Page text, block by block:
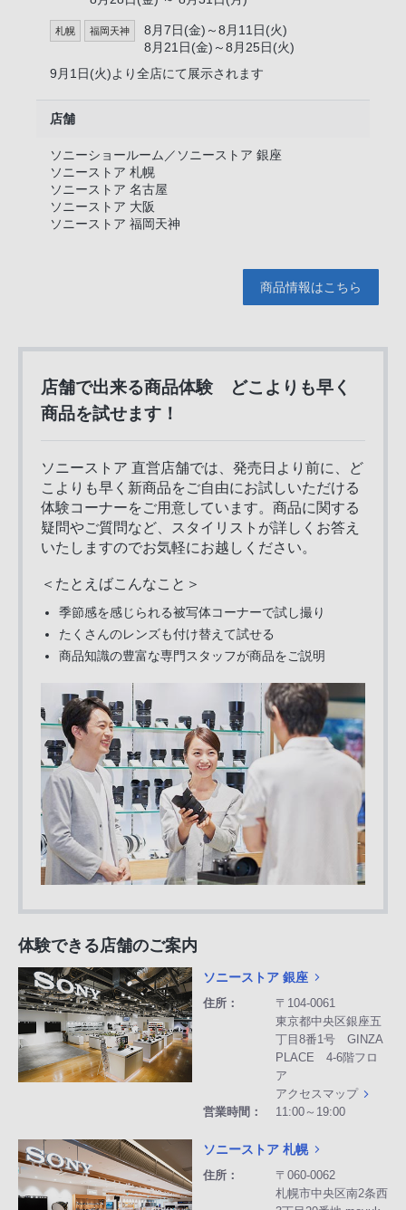
札幌 福岡天神
8月7日(金)～8月11日(火)
8月21日(金)～8月25日(火)
9月1日(火)より全店にて展示されます
店舗
ソニーショールーム／ソニーストア 銀座
ソニーストア 札幌
ソニーストア 名古屋
ソニーストア 大阪
ソニーストア 福岡天神
商品情報はこちら
店舗で出来る商品体験 どこよりも早く
商品を試せます！
ソニーストア 直営店舗では、発売日より前に、ど
こよりも早く新商品をご自由にお試しいただける
体験コーナーをご用意しています。商品に関する
疑問やご質問など、スタイリストが詳しくお答え
いたしますのでお気軽にお越しください。
＜たとえばこんなこと＞
季節感を感じられる被写体コーナーで試し撮り
たくさんのレンズも付け替えて試せる
商品知識の豊富な専門スタッフが商品をご説明
体験できる店舗のご案内
ソニーストア 銀座
住所：
〒104-0061
東京都中央区銀座五
丁目8番1号 GINZA
PLACE 4-6階フロ
ア
アクセスマップ
営業時間：
11:00～19:00
ソニーストア 札幌
住所：
〒060-0062
札幌市中央区南2条西